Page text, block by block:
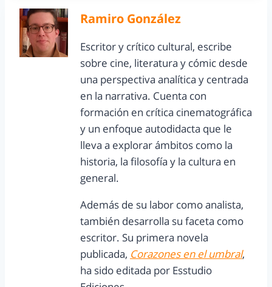
Ramiro González
Escritor y crítico cultural, escribe
sobre cine, literatura y cómic desde
una perspectiva analítica y centrada
en la narrativa. Cuenta con
formación en crítica cinematográfica
y un enfoque autodidacta que le
lleva a explorar ámbitos como la
historia, la filosofía y la cultura en
general.
Además de su labor como analista,
también desarrolla su faceta como
escritor. Su primera novela
publicada, Corazones en el umbral,
ha sido editada por Esstudio